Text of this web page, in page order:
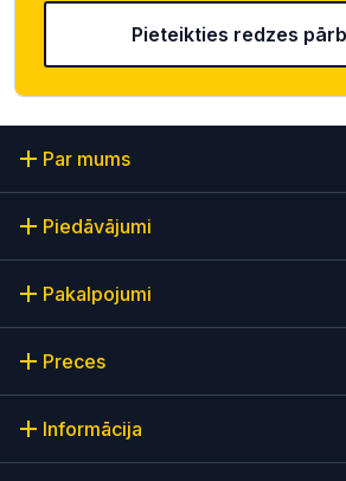
Pieteikties redzes
Par mums
Piedāvājumi
Pakalpojumi
Preces
Informācija